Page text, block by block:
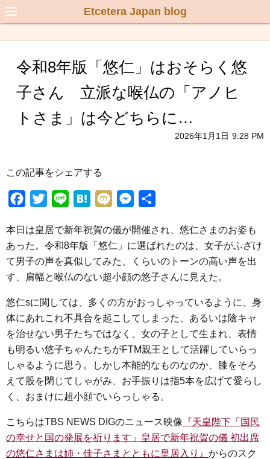
Etcetera Japan blog
令和8年版「悠仁」はおそらく悠
子さん 立派な喉仏の「アノヒ
トさま」は今どちらに…
2026年1月1日 9:28 PM
この記事をシェアする
c
e
b
o
o
k
i
t
t
e
r
n
e
H
t
e
n
a
M
x
i
s
s
e
n
g
e
本日は皇居で新年祝賀の儀が開催され、悠仁さまのお姿も
あった。令和8年版「悠仁」に選ばれたのは、女子がふざけ
て男子の声を真似してみた、くらいのトーンの高い声を出
す、肩幅と喉仏のない超小顔の悠子さんに見えた。
悠仁sに関しては、多くの方がおっしゃっているように、身
体にあれこれ不具合を起こしてしまった、あるいは陰キャ
を治せない男子たちではなく、女の子として生まれ、表情
も明るい悠子ちゃんたちがFTM親王として活躍していらっ
しゃるように思う。しかし本能的なものなのか、膝をそろ
えて股を閉じてしゃがみ、お手振りは指5本を広げて愛らし
く、おまけに超小顔でいらっしゃる。
こちらはTBS NEWS DIGのニュース映像 『天皇陛下「国民
の幸せと国の発展を祈ります」皇居で新年祝賀の儀 初出席
の悠仁さまは姉・佳子さまとともに皇居入り』 からのスク